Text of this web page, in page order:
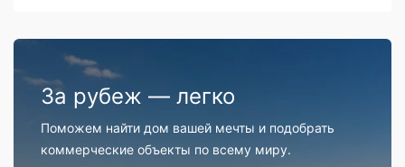
За рубеж — легко
Поможем найти дом вашей мечты и подобрать
коммерческие объекты по всему миру.